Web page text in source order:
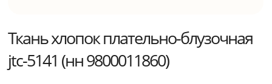
Ткань хлопок плательно-блузочная
jtc-5141 (нн 9800011860)